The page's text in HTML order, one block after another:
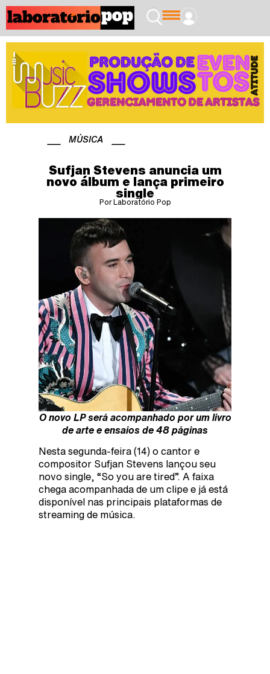
MÚSICA
Sufjan Stevens anuncia um
novo álbum e lança primeiro
single
Por Laboratório Pop
O novo LP será acompanhado por um livro
de arte e ensaios de 48 páginas
Nesta segunda-feira (14) o cantor e
compositor Sufjan Stevens lançou seu
novo single, “So you are tired”. A faixa
chega acompanhada de um clipe e já está
disponível nas principais plataformas de
streaming de música.